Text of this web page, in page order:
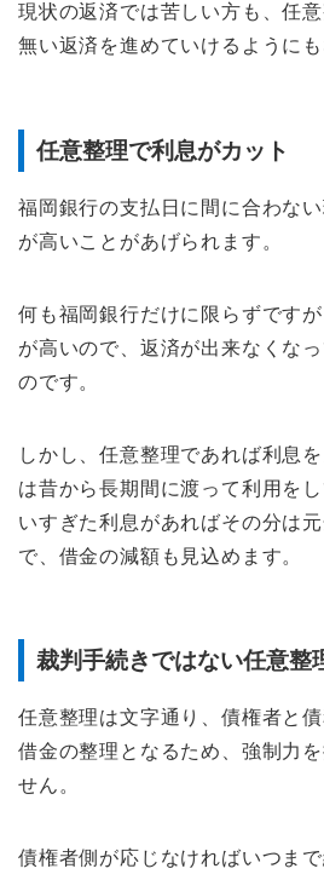
現状の返済では苦しい方も、任
無い返済を進めていけるようにも
任意整理で利息がカット
福岡銀行の支払日に間に合わな
が高いことがあげられます。
何も福岡銀行だけに限らずです
が高いので、返済が出来なくな
のです。
しかし、任意整理であれば利息
は昔から長期間に渡って利用を
いすぎた利息があればその分は
で、借金の減額も見込めます。
裁判手続きではない任意整
任意整理は文字通り、債権者と
借金の整理となるため、強制力
せん。
債権者側が応じなければいつま